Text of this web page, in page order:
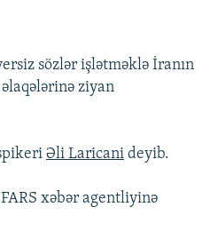
sözlər işlətməklə İranın
ziyan
Əli Laricani deyib.
xəbər agentliyinə